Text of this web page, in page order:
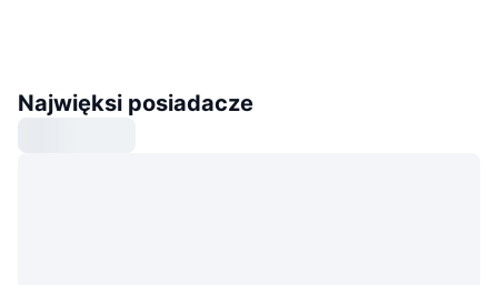
Najwięksi posiadacze